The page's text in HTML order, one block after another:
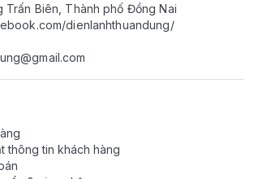
Trấn Biên, Thành phố Đồng Nai
dienlanhthuandung/
thông tin khách hàng